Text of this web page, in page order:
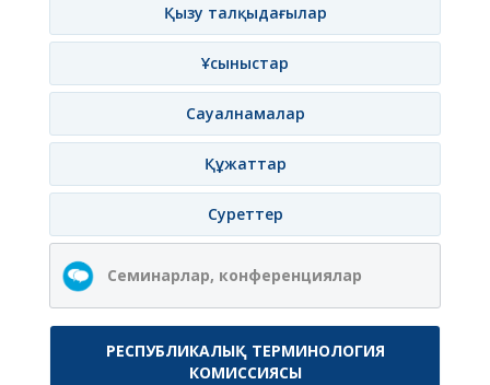
Қызу талқыдағылар
Ұсыныстар
Сауалнамалар
Құжаттар
Суреттер
Семинарлар, конференциялар
РЕСПУБЛИКАЛЫҚ ТЕРМИНОЛОГИЯ
КОМИССИЯСЫ